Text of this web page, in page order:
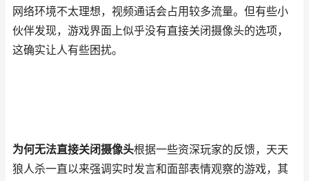
网络环境不太理想，视频通话会占用较多流量。但有些小
伙伴发现，游戏界面上似乎没有直接关闭摄像头的选项，
这确实让人有些困扰。
为何无法直接关闭摄像头根据一些资深玩家的反馈，天天
狼人杀一直以来强调实时发言和面部表情观察的游戏，其